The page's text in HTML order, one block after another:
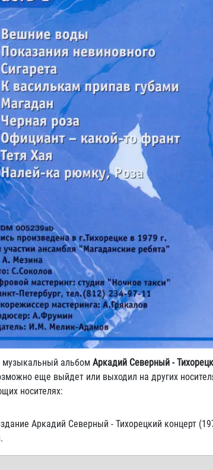
альбом Аркадий Северный -
еще выйдет или выходил на других
носителях:
Аркадий Северный - Тихорецкий концерт